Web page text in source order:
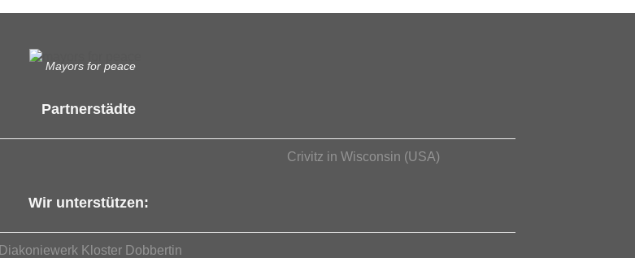
Mayors for peace
Partnerstädte
Crivitz in Wisconsin (USA)
Wir unterstützen:
Diakoniewerk Kloster Dobbertin